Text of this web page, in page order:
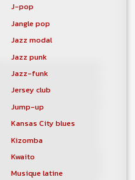
J-pop
Jangle pop
Jazz modal
Jazz punk
Jazz-funk
Jersey club
Jump-up
Kansas City blues
Kizomba
Kwaito
Musique latine